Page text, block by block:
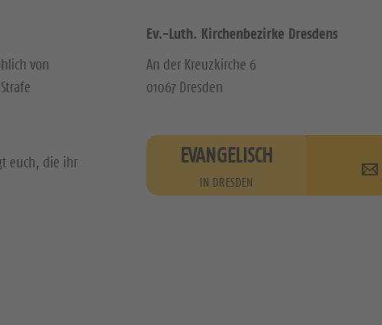
von
euch, die ihr
Ev.-Luth. Kirchenbezirke Dresdens
An der Kreuzkirche 6
01067 Dresden
EVANGELISCH
IN DRESDEN